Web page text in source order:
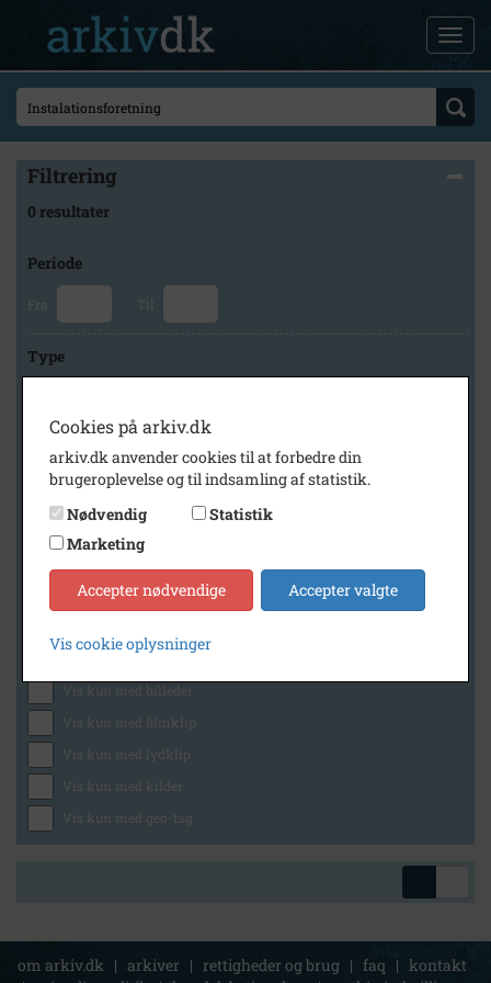
Filtrering
0 resultater
Periode
Fra Til
Type
Arkiv
Lokalarkivet Alsønderup -Tjæreby
Generelt
Vis kun med billeder
Vis kun med filmklip
Vis kun med lydklip
Vis kun med kilder
Vis kun med geo-tag
om arkiv.dk | arkiver | rettigheder og brug | faq | kontakt
Cookies på arkiv.dk
arkiv.dk anvender cookies til at forbedre din
brugeroplevelse og til indsamling af statistik.
Nødvendig
Statistik
Marketing
Accepter nødvendige Accepter valgte
Vis cookie oplysninger